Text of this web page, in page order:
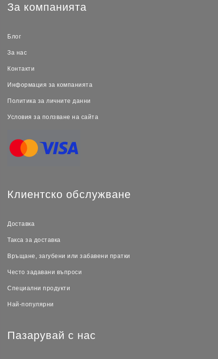
За компанията
Блог
За нас
Контакти
Информация за компанията
Политика за личните данни
Условия за ползване на сайта
Клиентско обслужване
Доставка
Такса за доставка
Връщане, загубени или забавени пратки
Често задавани въпроси
Специални продукти
Най-популярни
Пазарувай с нас